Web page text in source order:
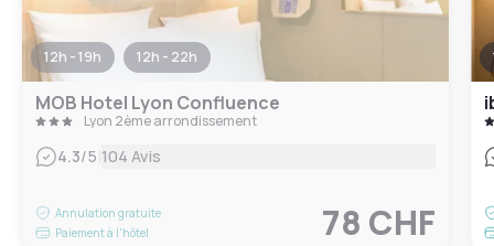
12h - 19h 12h - 22h
MOB Hotel Lyon Confluence
Lyon 2ème arrondissement
4.3/5 104 Avis
Annulation gratuite
Paiement à l'hôtel
78 CHF